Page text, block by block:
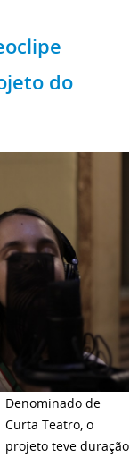
do
Denominado de
Curta Teatro, o
projeto teve duração